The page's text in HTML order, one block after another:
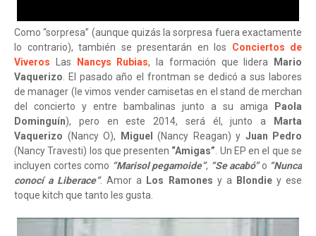
Como “sorpresa” (aunque quizás la sorpresa fuera exactamente
lo contrario), también se presentarán en los Conciertos de
Viveros Las Nancys Rubias, la formación que lidera
Mario
Vaquerizo. El pasado año el frontman se dedicó a sus labores
de manager (le vimos vender camisetas en el stand de merchan
del concierto y entre bambalinas junto a su amiga
Paola
Dominguín), pero en este 2014, será él, junto a
Marta
Vaquerizo (Nancy O), Miguel (Nancy Reagan) y Juan Pedro
(Nancy Travesti) los que presenten “Amigas”. Un EP en el que se
incluyen cortes como “Marisol pegamoide”, “Se acabó”o “Nunca
conocí a Liberace”. Amor a Los Ramones y a Blondiey ese
toque kitch que tanto les gusta.